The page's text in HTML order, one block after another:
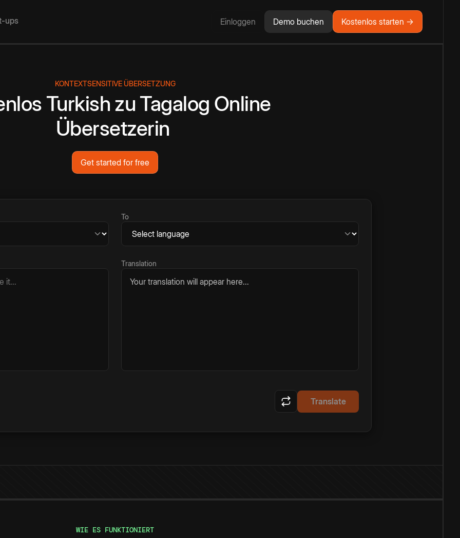
ups Einloggen Demo buchen Kostenlos starten →
KONTEXTSENSITIVE ÜBERSETZUNG
Turkish zu Tagalog Online
Übersetzerin
Get started for free
To
Translation
Your translation will appear here...
Translate
WIE ES FUNKTIONIERT